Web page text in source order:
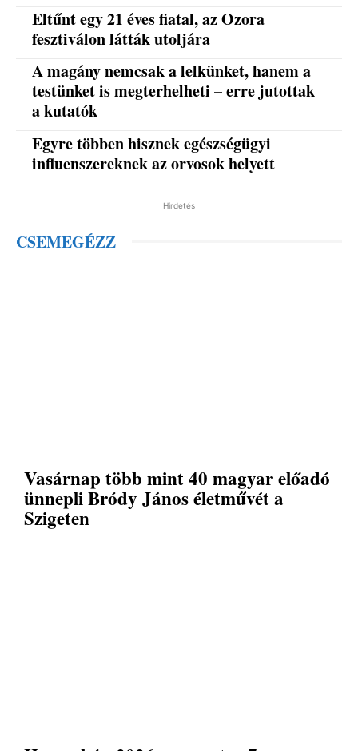
Eltűnt egy 21 éves fiatal, az Ozora
fesztiválon látták utoljára
A magány nemcsak a lelkünket, hanem a
testünket is megterhelheti – erre jutottak
a kutatók
Egyre többen hisznek egészségügyi
influenszereknek az orvosok helyett
Hirdetés
CSEMEGÉZZ
Vasárnap több mint 40 magyar előadó
ünnepli Bródy János életművét a
Szigeten